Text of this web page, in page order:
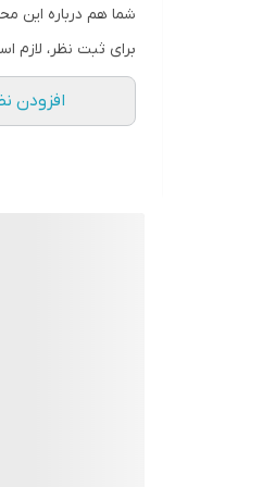
شما هم درباره این
برای ثبت نظر، لازم
افزودن